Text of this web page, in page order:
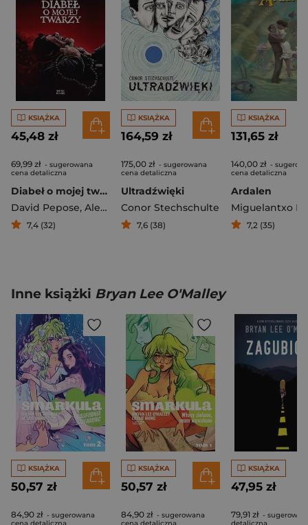
KSIĄŻKA
45,48 zł
69,99 zł - sugerowana
cena detaliczna
Diabeł o mojej twarzy
David Pepose, Alex Cormack ,Justin Birch
7,4 (32)
KSIĄŻKA
164,59 zł
175,00 zł - sugerowana
cena detaliczna
Ultradźwięki
Conor Stechschulte
7,6 (38)
KSIĄŻKA
131,65 zł
140,00 zł -
cena detaliczna
Ardalen
Miguelantxo
7,2 (35)
Inne książki Bryan Lee O'Malley
KSIĄŻKA
50,57 zł
84,90 zł - sugerowana
KSIĄŻKA
50,57 zł
84,90 zł - sugerowana
KSIĄŻKA
47,95 zł
79,91 zł -